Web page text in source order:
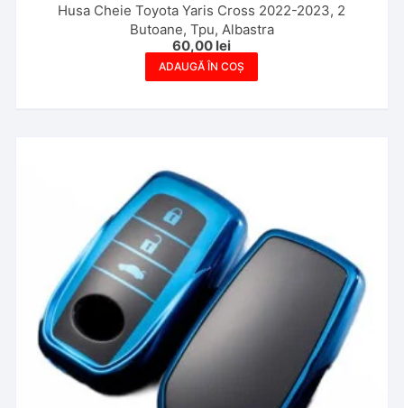
Husa Cheie Toyota Yaris Cross 2022-2023, 2
Butoane, Tpu, Albastra
60,00 lei
ADAUGĂ ÎN COȘ